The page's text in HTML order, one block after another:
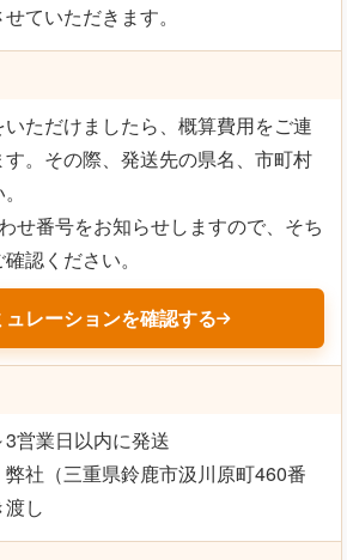
ていただきます。
ただけましたら、概算費用をご連
。その際、発送先の県名、市町村
せ番号をお知らせしますので、そち
認ください。
レーションを確認する
営業日以内に発送
社（三重県鈴鹿市汲川原町460番
し